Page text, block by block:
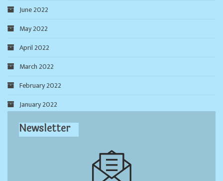
June 2022
May 2022
April 2022
March 2022
February 2022
January 2022
Newsletter